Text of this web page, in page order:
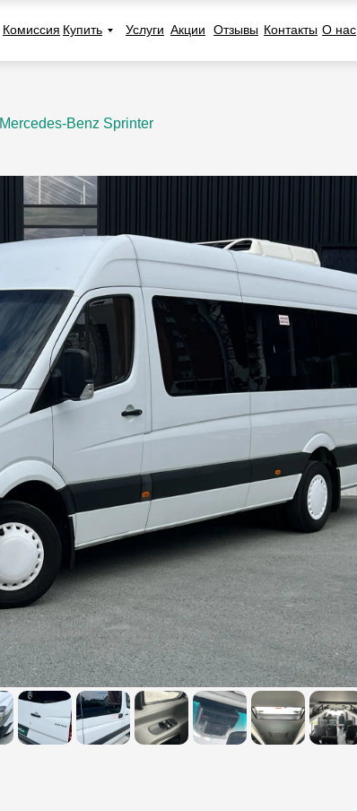
Комиссия Купить Услуги Акции Отзывы Контакты О нас
Mercedes-Benz Sprinter